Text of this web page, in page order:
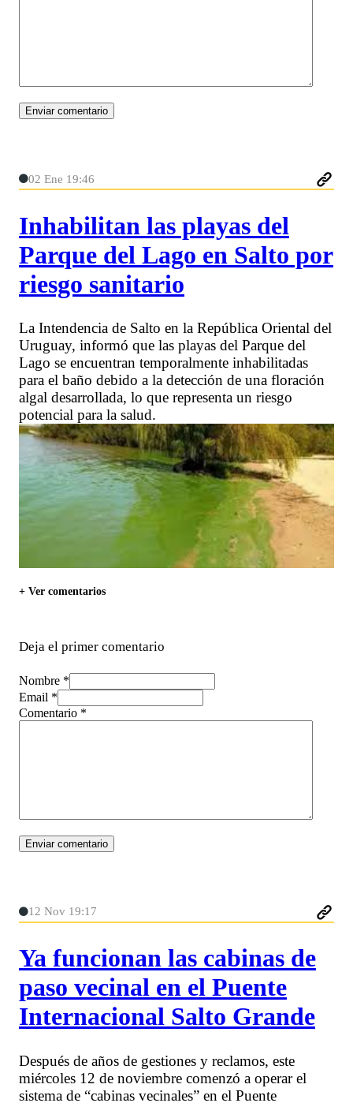
02 Ene 19:46
Inhabilitan las playas del
Parque del Lago en Salto por
riesgo sanitario
La Intendencia de Salto en la República Oriental del
Uruguay, informó que las playas del Parque del
Lago se encuentran temporalmente inhabilitadas
para el baño debido a la detección de una floración
algal desarrollada, lo que representa un riesgo
potencial para la salud.
+ Ver comentarios
Deja el primer comentario
Nombre *
Email *
Comentario *
12 Nov 19:17
Ya funcionan las cabinas de
paso vecinal en el Puente
Internacional Salto Grande
Después de años de gestiones y reclamos, este
miércoles 12 de noviembre comenzó a operar el
sistema de “cabinas vecinales” en el Puente